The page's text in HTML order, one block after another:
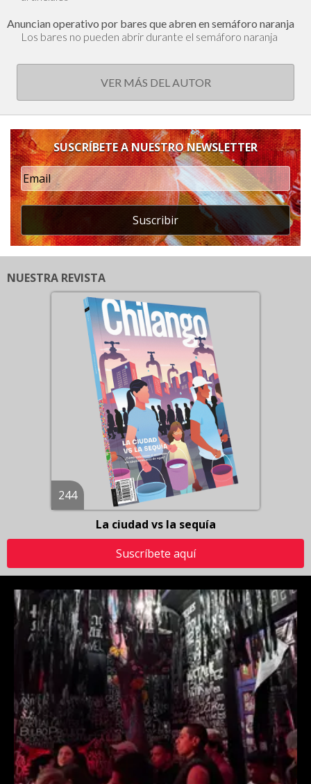
Anuncian operativo por bares que abren en semáforo naranja
Los bares no pueden abrir durante el semáforo naranja
VER MÁS DEL AUTOR
SUSCRÍBETE A NUESTRO NEWSLETTER
Suscribir
NUESTRA REVISTA
244
La ciudad vs la sequía
Suscríbete aquí